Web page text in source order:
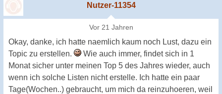
Nutzer-11354
Vor 21 Jahren
Okay, danke, ich hatte naemlich kaum noch Lust, dazu ein
Topic zu erstellen.
Wie auch immer, findet sich in 1
Monat sicher unter meinen Top 5 des Jahres wieder, auch
wenn ich solche Listen nicht erstelle. Ich hatte ein paar
Tage(Wochen..) gebraucht, um mich da reinzuhoeren, weil